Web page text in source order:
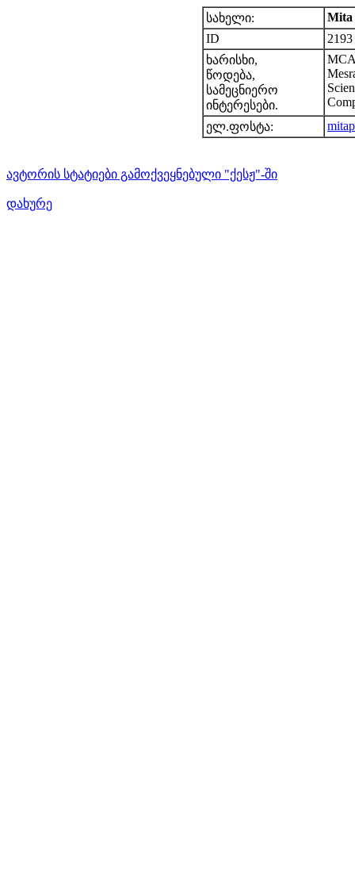
სახელი:
Mita
ID
2193
ხარისხი,
წოდება,
სამეცნიერო
ინტერესები.
ელ.ფოსტა:
ავტორის სტატიები გამოქვეყნებული "ქესჟ"-ში
დახურე